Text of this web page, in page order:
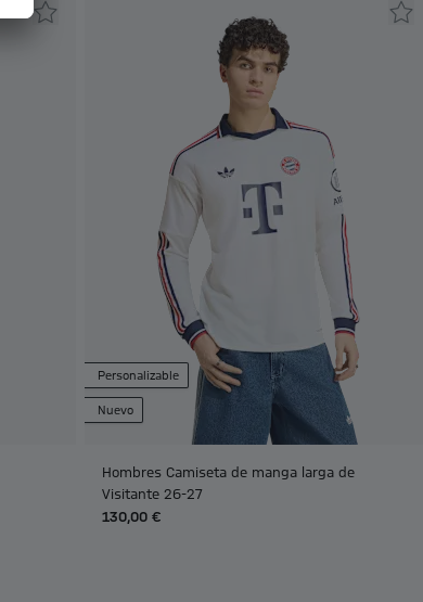
Personalizable
Nuevo
Hombres Camiseta de manga larga de
Visitante 26-27
130,00 €